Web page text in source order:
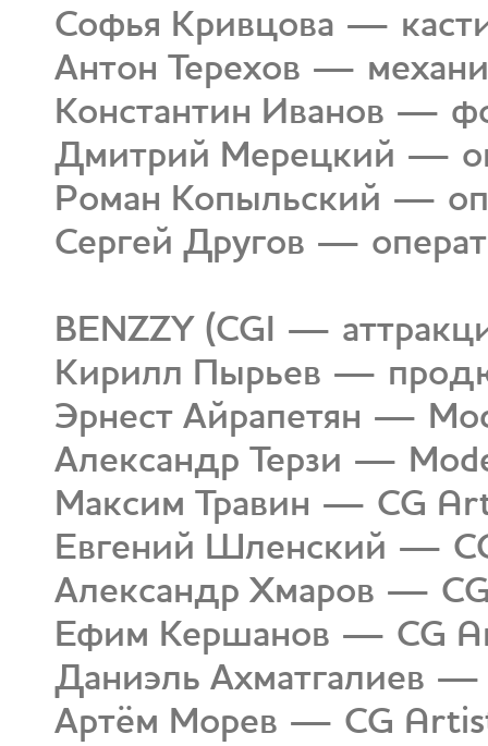
Софья Кривцова —
Антон Терехов —
Константин Иванов —
Дмитрий Мерецкий —
Роман Копыльский —
Сергей Другов —
BENZZY (CGI —
Кирилл Пырьев —
Эрнест Айрапетян —
Александр Терзи —
Максим Травин — CG
Евгений Шленский —
Александр Хмаров —
Ефим Кершанов — CG
Даниэль Ахматгалиев
Артём Морев — CG